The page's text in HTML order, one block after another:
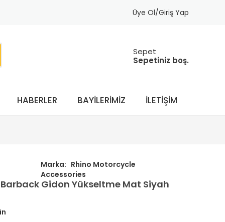
Üye Ol/Giriş Yap
Sepet
Sepetiniz boş.
HABERLER BAYILERIMIZ İLETIŞIM
Marka: Rhino Motorcycle
Accessories
Gidon Yükseltme Mat Siyah